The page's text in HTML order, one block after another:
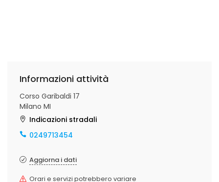
Informazioni attività
Corso Garibaldi 17
Milano MI
Indicazioni stradali
0249713454
Aggiorna i dati
Orari e servizi potrebbero variare